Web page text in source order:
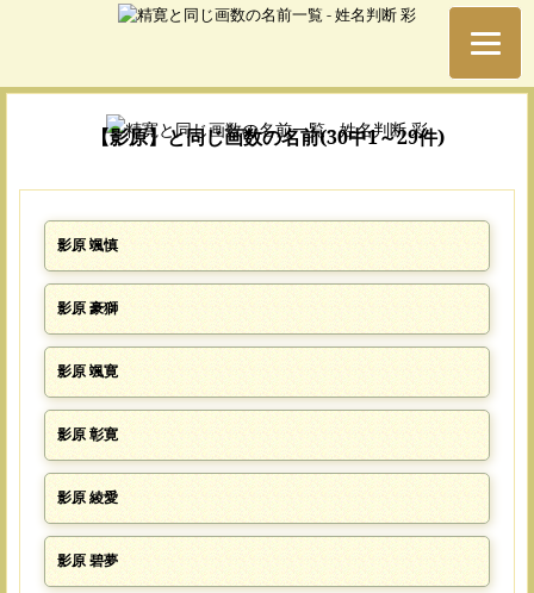
【影原】と同じ画数の名前(30中1～29件)
影原 颯慎
影原 豪獅
影原 颯寛
影原 彰寛
影原 綾愛
影原 碧夢